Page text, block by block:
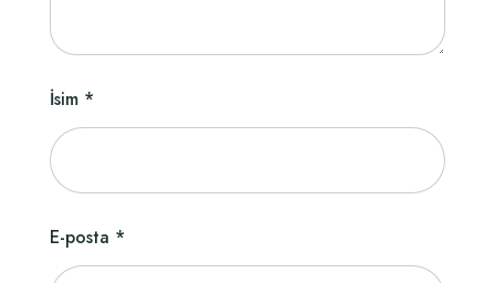
İsim *
E-posta *